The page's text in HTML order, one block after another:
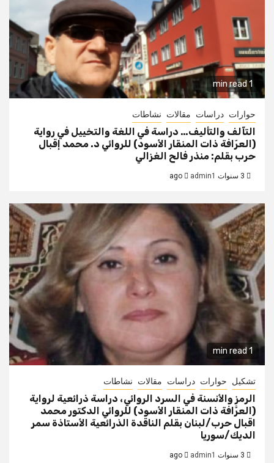
1 min read
حوارات دراسات مقالات نشاطات
التآلف والتأليف… دراسة في اللغة والتخييل في رواية
(العرّافة ذات المنقار الأسود) للروائي د. محمد إقبال
حرب بقلم: منذر فالح الغزالي
admin1
1 min read
تشكيل حوارات دراسات مقالات نشاطات
الرمز والأنسنة في السرد الروائي، دراسة ذرائعية لرواية
(العرَّافة ذات المنقار الأسود) للروائي الدكتور محمد
اقبال حرب/لبنان بقلم الناقدة الذرائعية الأستاذة سمر
الديك/سوريا
admin1